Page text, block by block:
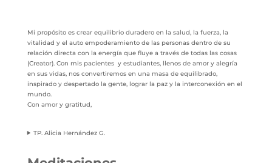
Mi propósito es crear equilibrio duradero en la salud, la fuerza, la
vitalidad y el auto empoderamiento de las personas dentro de su
relación directa con la energía que fluye a través de todas las cosas
(Creator). Con mis pacientes y estudiantes, llenos de amor y alegría
en sus vidas, nos convertiremos en una masa de equilibrado,
inspirado y despertado la gente, lograr la paz y la interconexión en el
mundo.
Con amor y gratitud,
TP. Alicia Hernández G.